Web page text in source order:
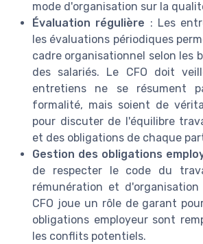
mode d'organisation sur la
Évaluation régulière : Les
les évaluations périodiques
cadre organisationnel selon les
des salariés. Le CFO doit
entretiens ne se résument
formalité, mais soient de
pour discuter de l'équilibre
et des obligations de chaque
Gestion des obligations
de respecter le code du
rémunération et
CFO joue un rôle de garant
obligations employeur sont
les conflits potentiels.